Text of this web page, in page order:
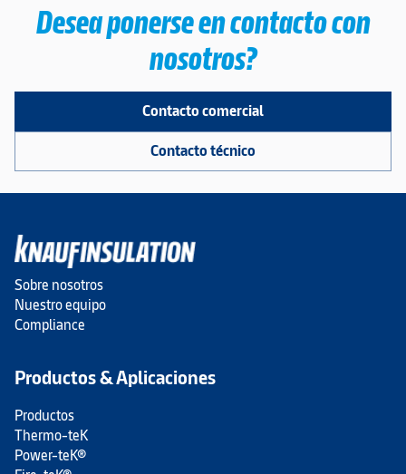
Desea ponerse en contacto con
nosotros?
Contacto comercial
Contacto técnico
Sobre nosotros
Nuestro equipo
Compliance
Productos & Aplicaciones
Productos
Thermo-teK
Power-teK®